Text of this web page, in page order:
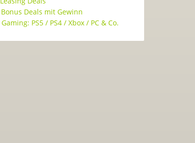
Bonus Deals mit Gewinn
Gaming: PS5 / PS4 / Xbox / PC & Co.